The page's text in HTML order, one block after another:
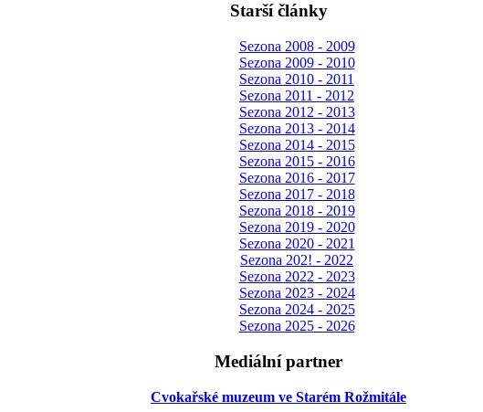
Starší články
Sezona 2008 - 2009
Sezona 2009 - 2010
Sezona 2010 - 2011
Sezona 2011 - 2012
Sezona 2012 - 2013
Sezona 2013 - 2014
Sezona 2014 - 2015
Sezona 2015 - 2016
Sezona 2016 - 2017
Sezona 2017 - 2018
Sezona 2018 - 2019
Sezona 2019 - 2020
Sezona 2020 - 2021
Sezona 202! - 2022
Sezona 2022 - 2023
Sezona 2023 - 2024
Sezona 2024 - 2025
Sezona 2025 - 2026
Mediální partner
Cvokařské muzeum ve Starém Rožmitále